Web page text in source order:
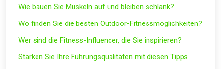
Wie bauen Sie Muskeln auf und bleiben schlank?
Wo finden Sie die besten Outdoor-Fitnessmöglichkeiten?
Wer sind die Fitness-Influencer, die Sie inspirieren?
Stärken Sie Ihre Führungsqualitäten mit diesen Tipps